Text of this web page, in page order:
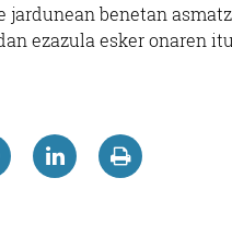
benetan
ezazula esker onaren